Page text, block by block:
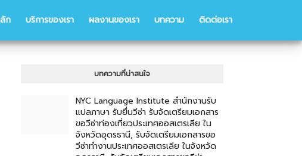
ก บริการของเรา ผลงานของเรา บทความ ติดต่อเรา
บทความที่น่าสนใจ
NYC Language Institute สำนักงานรับ
แปลภาษา รับยื่นวีซ่า รับจัดเตรียมเอกสาร
ขอวีซ่าท่องเที่ยวประเทศออสเตรเลีย ใน
จังหวัดอุดรธานี, รับจัดเตรียมเอกสารขอ
วีซ่าทำงานประเทศออสเตรเลีย ในจังหวัด